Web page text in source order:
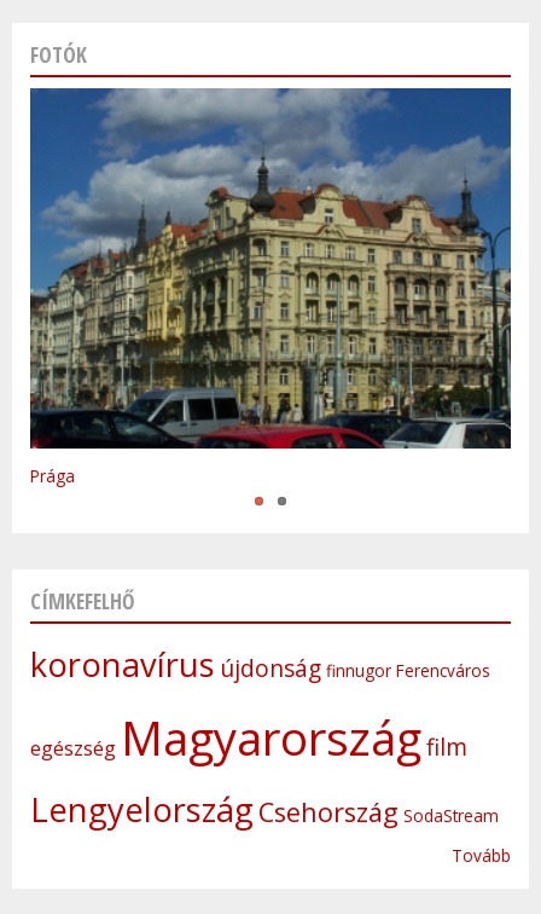
FOTÓK
Prága
Varsó
CÍMKEFELHŐ
koronavírus újdonság finnugor Ferencváros
egészség Magyarországfilm
Lengyelország Csehország SodaStream
Tovább